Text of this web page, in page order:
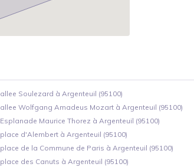
allee Soulezard à Argenteuil (95100)
allee Wolfgang Amadeus Mozart à Argenteuil (95100)
Esplanade Maurice Thorez à Argenteuil (95100)
place d'Alembert à Argenteuil (95100)
place de la Commune de Paris à Argenteuil (95100)
place des Canuts à Argenteuil (95100)